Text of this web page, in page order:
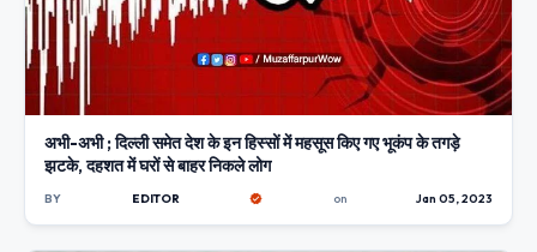
अभी-अभी ; दिल्ली समेत देश के इन हिस्सों में महसूस किए गए भूकंप के तगड़े
झटके, दहशत में घरों से बाहर निकले लोग
BY EDITOR on Jan 05, 2023